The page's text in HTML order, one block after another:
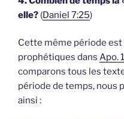
elle? (Daniel 7:25)
Cette même période
prophétiques dans Apo.
comparons tous les
période de temps, nous
ainsi :